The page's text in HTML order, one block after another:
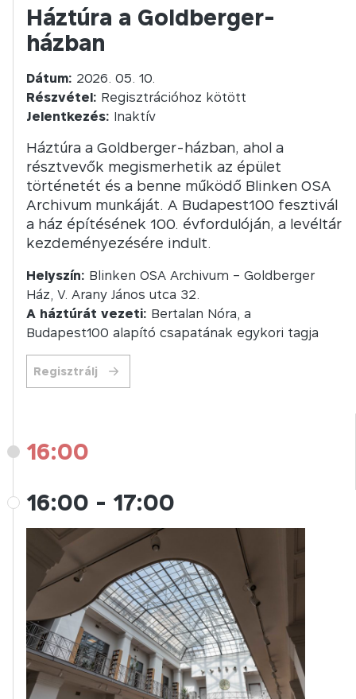
Háztúra a Goldberger-
házban
Dátum: 2026. 05. 10.
Részvétel: Regisztrációhoz kötött
Jelentkezés: Inaktív
Háztúra a Goldberger-házban, ahol a
résztvevők megismerhetik az épület
történetét és a benne működő Blinken OSA
Archivum munkáját. A Budapest100 fesztivál
a ház építésének 100. évfordulóján, a levéltár
kezdeményezésére indult.
Helyszín: Blinken OSA Archivum – Goldberger
Ház, V. Arany János utca 32.
A háztúrát vezeti: Bertalan Nóra, a
Budapest100 alapító csapatának egykori tagja
Regisztrálj
16:00
16:00 - 17:00